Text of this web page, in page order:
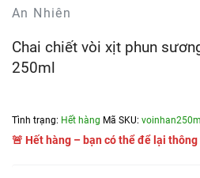
An Nhiên
Chai chiết vòi xịt phun
250ml
Tình trạng: Hết hàng Mã SKU: voinhan250ml
🚨 Hết hàng – bạn có thể để lại